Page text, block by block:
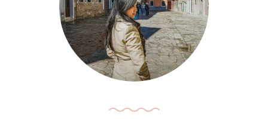
點
日
遊
經